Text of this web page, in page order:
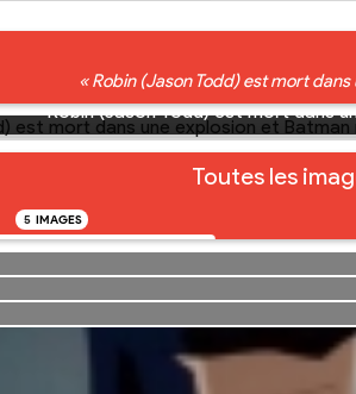
« Robin (Jason Todd) est mort
Robin (Jason Todd) est mort dans
Toutes les
5 IMAGES